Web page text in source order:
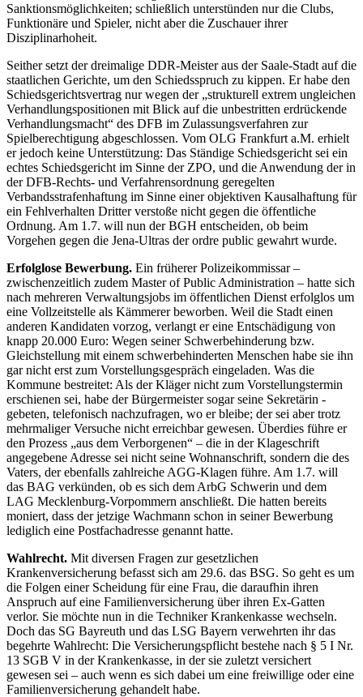
Sanktionsmöglichkeiten; schließlich unterstünden nur die Clubs,
Funktionäre und Spieler, nicht aber die Zuschauer ihrer
Disziplinarhoheit.
Seither setzt der dreimalige DDR-Meister aus der ­Saale-Stadt auf die
staatlichen Gerichte, um den Schiedsspruch zu kippen. Er habe den
Schiedsgerichtsvertrag nur wegen der „strukturell extrem ungleichen
Verhandlungspositionen mit Blick auf die unbestritten erdrückende
Verhandlungsmacht“ des DFB im Zulassungsverfahren zur
Spielberechtigung abgeschlossen. Vom OLG Frankfurt a.M. erhielt
er jedoch keine Unterstützung: Das Ständige Schiedsgericht sei ein
echtes Schiedsgericht im Sinne der ZPO, und die Anwendung der in
der DFB-Rechts- und Verfahrensordnung ge­regelten
Verbandsstrafenhaftung im Sinne einer objektiven Kausalhaftung für
ein Fehlverhalten Dritter verstoße nicht gegen die öffentliche
Ordnung. Am 1.7. will nun der BGH entscheiden, ob beim
Vorgehen gegen die Jena-Ultras der ordre public gewahrt wurde.
Erfolglose Bewerbung. Ein früherer Polizeikommissar –
zwischenzeitlich zudem Master of Public Adminis­­tration – hatte sich
nach mehreren Verwaltungsjobs im öffentlichen Dienst erfolglos um
eine Vollzeitstelle als Kämmerer beworben. Weil die Stadt einen
anderen Kandidaten vorzog, verlangt er eine Entschädigung von
knapp 20.000 Euro: Wegen seiner Schwerbehinderung bzw.
Gleichstellung mit einem schwerbehinderten Menschen habe sie ihn
gar nicht erst zum Vorstellungsgespräch eingeladen. Was die
Kommune bestreitet: Als der Kläger nicht zum Vorstellungstermin
erschienen sei, habe der Bürgermeister sogar seine Sekretärin ­
gebeten, telefonisch nachzufragen, wo er bleibe; der sei aber trotz
mehrmaliger Versuche nicht erreichbar gewesen. Überdies führe er
den Prozess „aus dem ­Verborgenen“ – die in der Klageschrift
angegebene ­Adresse sei nicht seine Wohnanschrift, sondern die des
Vaters, der ebenfalls zahlreiche AGG-Klagen führe. Am 1.7. will
das BAG verkünden, ob es sich dem ArbG Schwerin und dem
LAG Mecklenburg-Vorpommern anschließt. Die hatten bereits
moniert, dass der jetzige Wachmann schon in seiner Bewerbung
lediglich eine Postfachadresse genannt hatte.
Wahlrecht. Mit diversen Fragen zur gesetzlichen
Krankenversicherung befasst sich am 29.6. das BSG. So geht es um
die Folgen einer Scheidung für eine Frau, die daraufhin ihren
Anspruch auf eine Familienver­sicherung über ihren Ex-Gatten
verlor. Sie möchte nun in die Techniker Krankenkasse wechseln.
Doch das SG Bayreuth und das LSG Bayern verwehrten ihr das
begehrte Wahlrecht: Die Versicherungspflicht bestehe nach § 5 I Nr.
13 SGB V in der Krankenkasse, in der sie zuletzt versichert
gewesen sei – auch wenn es sich dabei um eine freiwillige oder eine
Familienversicherung gehandelt habe.